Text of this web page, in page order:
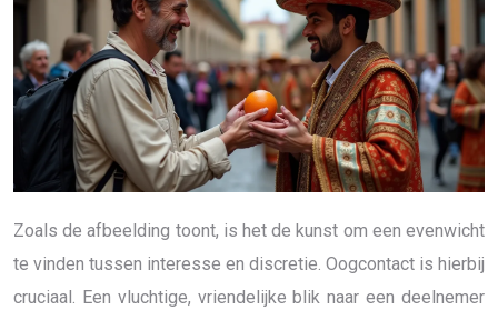
Zoals de afbeelding toont, is het de kunst om een evenwicht
te vinden tussen interesse en discretie. Oogcontact is hierbij
cruciaal. Een vluchtige, vriendelijke blik naar een deelnemer